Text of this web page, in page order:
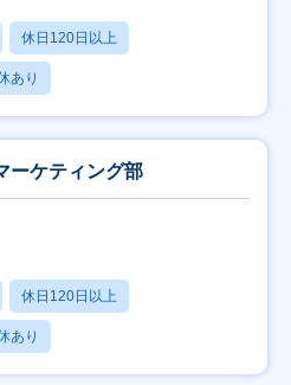
休日120日以上
あり
ーケティング部
休日120日以上
あり